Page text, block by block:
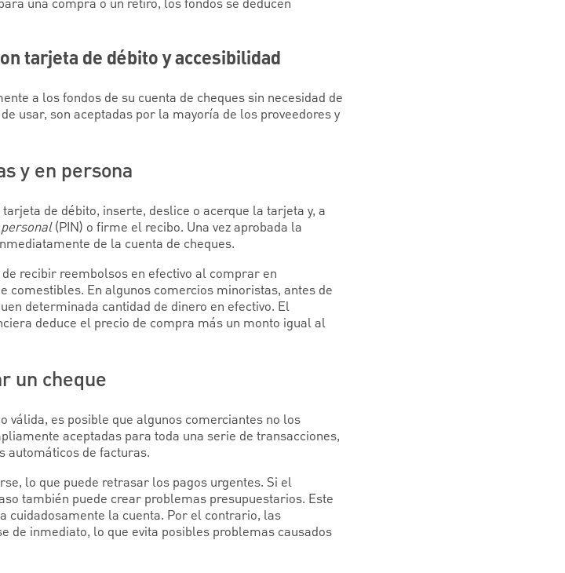
una compra o un retiro, los fondos se deducen
tarjeta de débito y accesibilidad
a los fondos de su cuenta de cheques sin necesidad de
usar, son aceptadas por la mayoría de los proveedores y
y en persona
de débito, inserte, deslice o acerque la tarjeta y, a
(PIN) o firme el recibo. Una vez aprobada la
de la cuenta de cheques.
recibir reembolsos en efectivo al comprar en
En algunos comercios minoristas, antes de
determinada cantidad de dinero en efectivo. El
deduce el precio de compra más un monto igual al
un cheque
válida, es posible que algunos comerciantes no los
aceptadas para toda una serie de transacciones,
automáticos de facturas.
lo que puede retrasar los pagos urgentes. Si el
también puede crear problemas presupuestarios. Este
cuidadosamente la cuenta. Por el contrario, las
de inmediato, lo que evita posibles problemas causados